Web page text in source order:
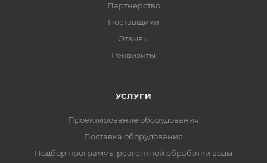
Партнерство
Поставщики
Отзывы
Реквизиты
УСЛУГИ
Проектирование оборудования
Поставка оборудования
Подбор программы реагентной обработки воды